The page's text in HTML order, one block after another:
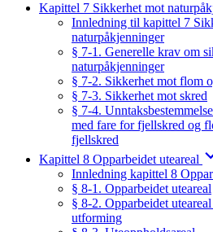
Kapittel 7 Sikkerhet mot
Innledning til kapittel 7
naturpåkjenninger
§ 7-1. Generelle krav om
naturpåkjenninger
§ 7-2. Sikkerhet mot flom
§ 7-3. Sikkerhet mot skred
§ 7-4.
med fare for fjellskred og
fjellskred
Kapittel 8 Opparbeidet uteareal
Innledning kapittel 8
§ 8-1. Opparbeidet uteareal
§ 8-2. Opparbeidet
utforming